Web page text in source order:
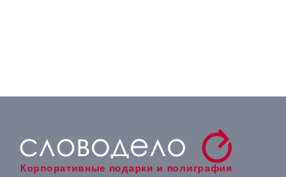
Корпоративные подарки и полиграфия